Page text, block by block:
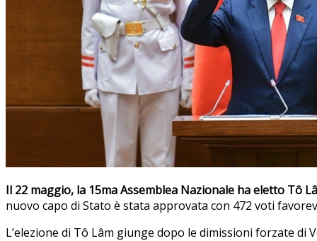
Il 22 maggio, la 15ma Assemblea Nazionale ha eletto Tô
nuovo capo di Stato è stata approvata con 472 voti
L’elezione di Tô Lâm giunge dopo le dimissioni forzate